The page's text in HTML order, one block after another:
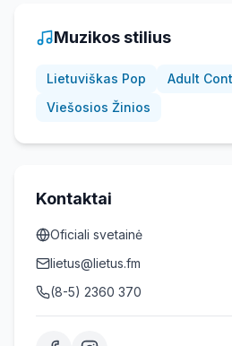
Muzikos stilius
Lietuviškas Pop
Adult
Viešosios Žinios
Kontaktai
Oficiali svetainė
lietus@lietus.fm
(8-5) 2360 370